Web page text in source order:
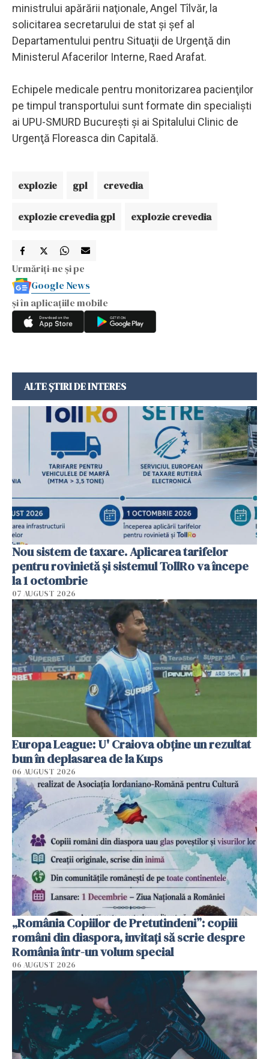
ministrului apărării naţionale, Angel Tîlvăr, la
solicitarea secretarului de stat şi şef al
Departamentului pentru Situaţii de Urgenţă din
Ministerul Afacerilor Interne, Raed Arafat.
Echipele medicale pentru monitorizarea pacienţilor
pe timpul transportului sunt formate din specialişti
ai UPU-SMURD Bucureşti şi ai Spitalului Clinic de
Urgenţă Floreasca din Capitală.
explozie gpl crevedia
explozie crevedia gpl explozie crevedia
Urmăriți-ne și pe
Google News
și în aplicațiile mobile
ALTE ȘTIRI DE INTERES
Nou sistem de taxare. Aplicarea tarifelor
pentru rovinietă şi sistemul TollRo va începe
la 1 octombrie
07 AUGUST 2026
Europa League: U' Craiova obține un rezultat
bun în deplasarea de la Kups
06 AUGUST 2026
„România Copiilor de Pretutindeni”: copiii
români din diaspora, invitați să scrie despre
România într-un volum special
06 AUGUST 2026